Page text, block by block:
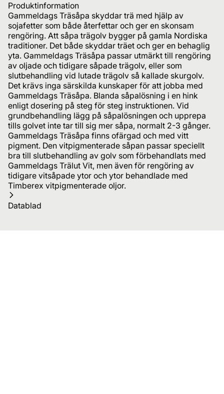
Produktinformation
Gammeldags Träsåpa skyddar trä med hjälp av
sojafetter som både återfettar och ger en skonsam
rengöring. Att såpa trägolv bygger på gamla Nordiska
traditioner. Det både skyddar träet och ger en behaglig
yta. Gammeldags Träsåpa passar utmärkt till rengöring
av oljade och tidigare såpade trägolv, eller som
slutbehandling vid lutade trägolv så kallade skurgolv.
Det krävs inga särskilda kunskaper för att jobba med
Gammeldags Träsåpa. Blanda såpalösning i en hink
enligt dosering på steg för steg instruktionen. Vid
grundbehandling lägg på såpalösningen och upprepa
tills golvet inte tar till sig mer såpa, normalt 2-3 gånger.
Gammeldags Träsåpa finns ofärgad och med vitt
pigment. Den vitpigmenterade såpan passar speciellt
bra till slutbehandling av golv som förbehandlats med
Gammeldags Trälut Vit, men även för rengöring av
tidigare vitsåpade ytor och ytor behandlade med
Timberex vitpigmenterade oljor.
Datablad